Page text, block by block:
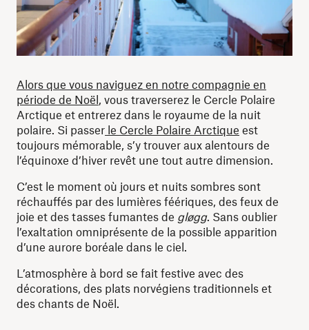
Alors que vous naviguez en notre compagnie en
période de Noël , vous traverserez le Cercle Polaire
Arctique et entrerez dans le royaume de la nuit
polaire. Si passer le Cercle Polaire Arctique est
toujours mémorable, s’y trouver aux alentours de
l’équinoxe d’hiver revêt une tout autre dimension.
C’est le moment où jours et nuits sombres sont
réchauffés par des lumières féériques, des feux de
joie et des tasses fumantes de gløgg. Sans oublier
l’exaltation omniprésente de la possible apparition
d’une aurore boréale dans le ciel.
L’atmosphère à bord se fait festive avec des
décorations, des plats norvégiens traditionnels et
des chants de Noël.